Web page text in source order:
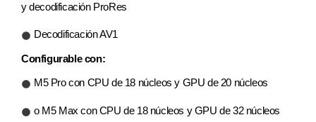
y decodificación ProRes
Decodificación AV1
Configurable con:
M5 Pro con CPU de 18 núcleos y GPU de 20 núcleos
o M5 Max con CPU de 18 núcleos y GPU de 32 núcleos